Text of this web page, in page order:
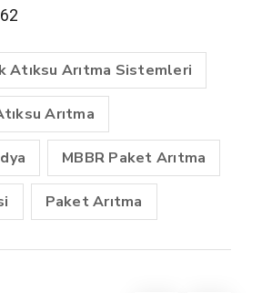
Atıksu Arıtma Sistemleri
Arıtma
MBBR Paket Arıtma
Paket Arıtma